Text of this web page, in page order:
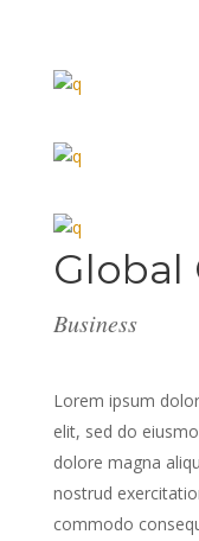
Business
Lorem ipsum
elit, sed do
dolore magna
nostrud
commodo